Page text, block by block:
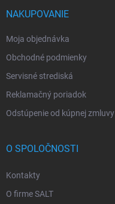
NAKUPOVANIE
Moja objednávka
Obchodné podmienky
Servisné strediská
Reklamačný poriadok
Odstúpenie od kúpnej zmluvy
O SPOLOČNOSTI
Kontakty
O firme SALT